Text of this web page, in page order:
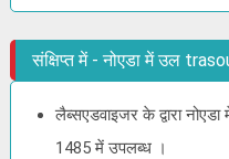
संक्षिप्त में - नोएडा में उल
लैब्सएडवाइजर के द्वारा
1485 में उपलब्ध ।